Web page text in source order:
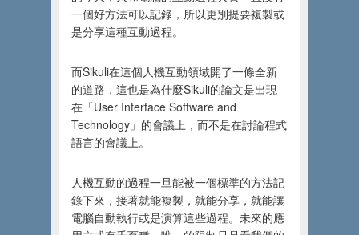
一個好方法可以記錄，所以更別提要複製或
是分享這種互動過程。
而Sikuli在這個人機互動領域開了一條全新
的道路，這也是為什麼Sikuli的論文是出現
在「User Interface Software and
Technology」的會議上，而不是在討論程式
語言的會議上。
人機互動的過程一旦能被一個標準的方法記
錄下來，接著就能複製，就能分享，就能讓
電腦自動執行或是演算這些過程。未來的應